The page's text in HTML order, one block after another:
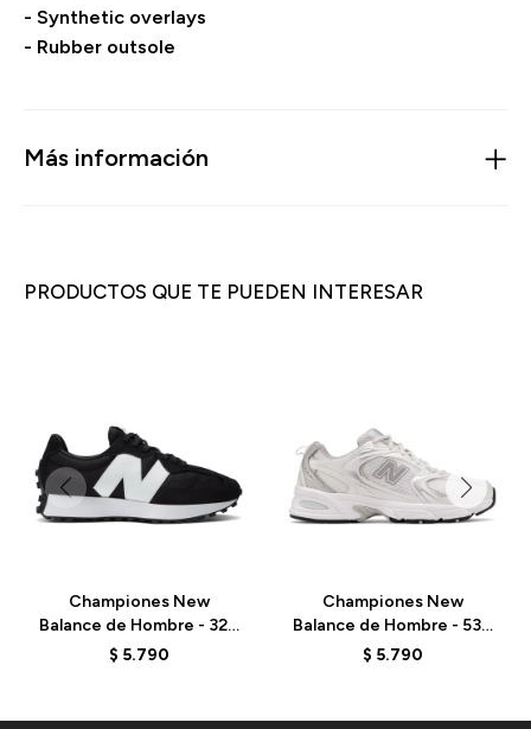
- Synthetic overlays
- Rubber outsole
Más información
PRODUCTOS QUE TE PUEDEN INTERESAR
Championes New
Balance de Hombre - 327
- MS327CBW - BLACK
$ 5.790
Championes New
Balance de Hombre - 530
- MR530EMA - ELD
$ 5.790